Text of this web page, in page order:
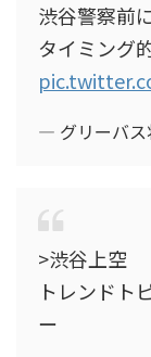
渋谷警察前
タイミング
— グリーバス
>渋谷上空
トレンドト
ー